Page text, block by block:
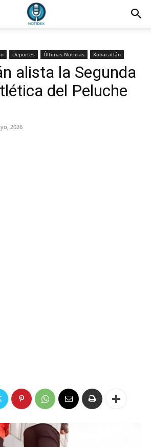
Deportes Últimas Noticias Xonacatlán
alista la Segunda
del Peluche
2026